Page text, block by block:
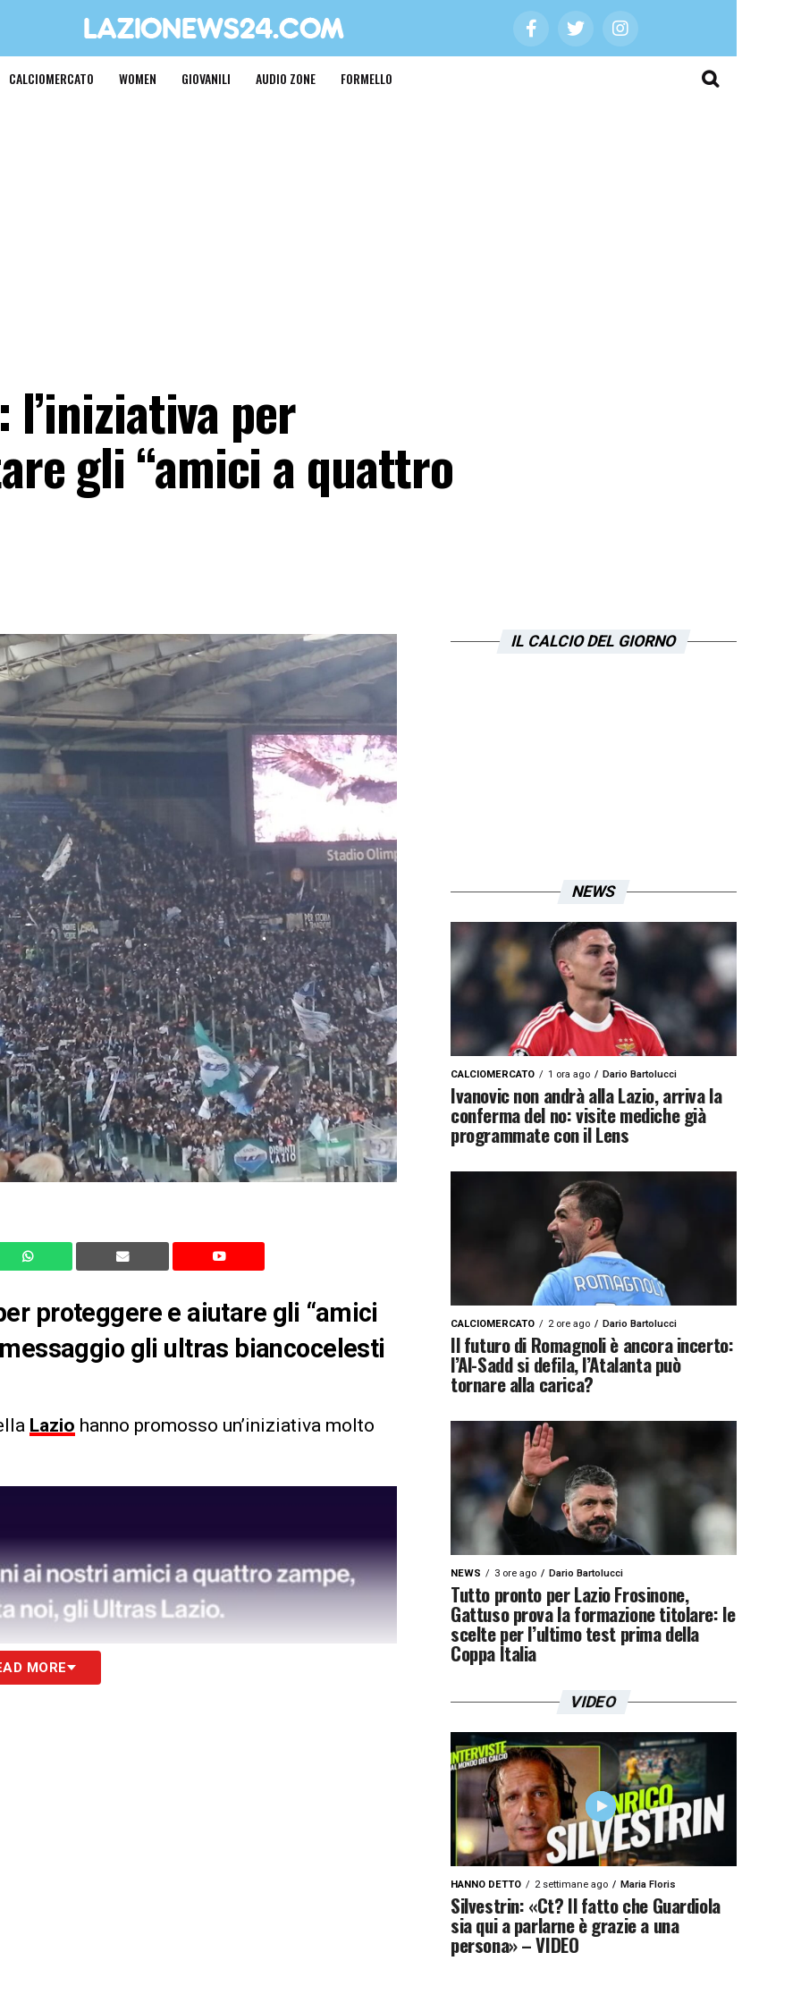
CALCIOMERCATO WOMEN GIOVANILI AUDIO ZONE FORMELLO
per
gli “amici a quattro
proteggere e aiutare gli “amici
gli ultras biancocelesti
Lazio hanno promosso un’iniziativa molto
MORE
IL CALCIO DEL GIORNO
NEWS
CALCIOMERCATO 1 ora ago Dario Bartolucci
Ivanovic non andrà alla Lazio, arriva la
conferma del no: visite mediche già
programmate con il Lens
CALCIOMERCATO 2 ore ago Dario Bartolucci
Il futuro di Romagnoli è ancora incerto:
l’Al-Sadd si defila, l’Atalanta può
tornare alla carica?
NEWS 3 ore ago Dario Bartolucci
Tutto pronto per Lazio Frosinone,
Gattuso prova la formazione titolare: le
scelte per l’ultimo test prima della
Coppa Italia
VIDEO
HANNO DETTO 2 settimane ago Maria Floris
Silvestrin: «Ct? Il fatto che Guardiola
sia qui a parlarne è grazie a una
persona» – VIDEO